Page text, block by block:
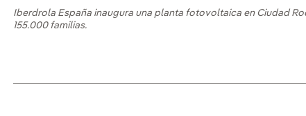
Iberdrola España inaugura una planta fotovoltaica en Ciudad
155.000 familias.